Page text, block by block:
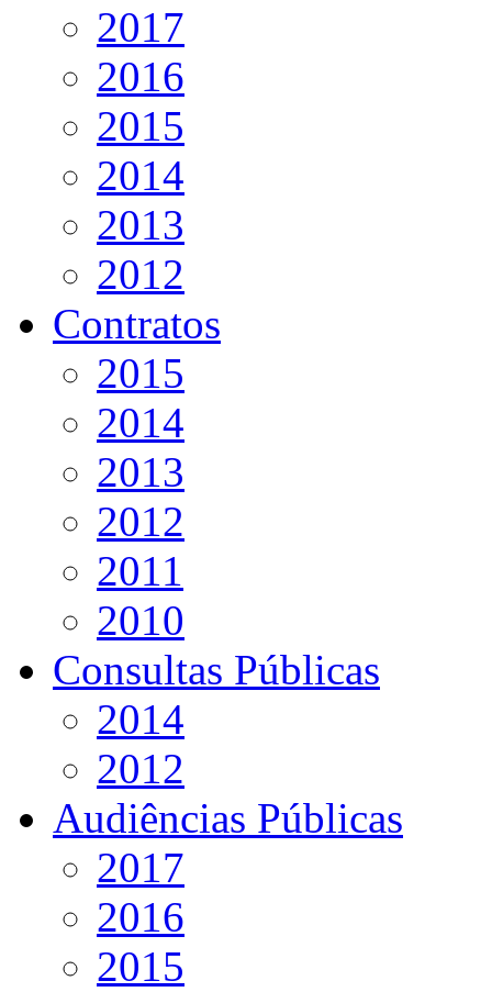
2017
2016
2015
2014
2013
2012
Contratos
2015
2014
2013
2012
2011
2010
Consultas Públicas
2014
2012
Audiências Públicas
2017
2016
2015